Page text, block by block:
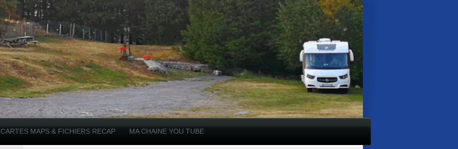
CARTES MAPS & FICHIERS RECAP MA CHAINE YOU TUBE